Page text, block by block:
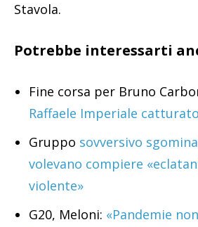
Stavola.
Potrebbe interessarti
Fine corsa per Bruno
Raffaele Imperiale
Gruppo sovversivo
volevano compiere
violente»
G20, Meloni: «Pandemie